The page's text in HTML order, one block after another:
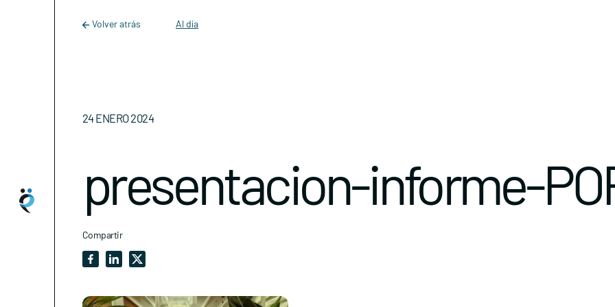
Main Navigation
Volver atrás Al día
24 ENERO 2024
presentacion-informe-
Compartir